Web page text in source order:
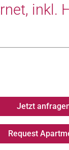
inkl.
Jetzt
Request